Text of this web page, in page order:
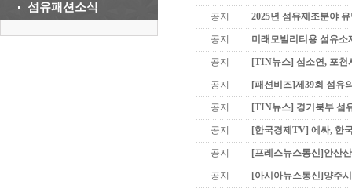
섬유패션소식
공지 2025년 섬유제조분야
공지 미래모빌리티용 섬유소
공지 [TIN뉴스] 섬소연, 포천
공지 [패션비즈]제39회 섬유
공지 [TIN뉴스] 경기북부 섬
공지 [한국경제TV] 에싸, 한
공지 [프레스뉴스통신]안산
공지 [아시아뉴스통신]양주